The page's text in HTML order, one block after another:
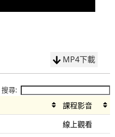
MP4下載
搜尋:
課程影音
線上觀看